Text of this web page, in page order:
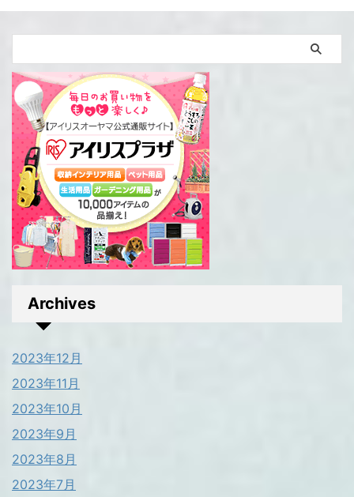
Archives
2023年12月
2023年11月
2023年10月
2023年9月
2023年8月
2023年7月